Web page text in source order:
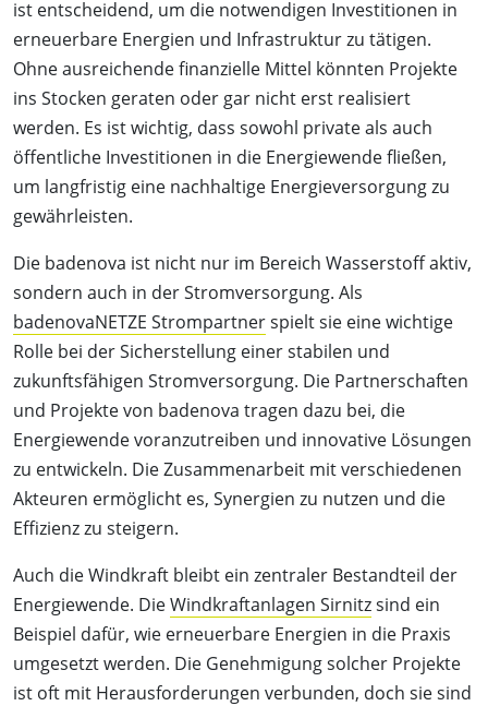
ist entscheidend, um die notwendigen Investitionen in
erneuerbare Energien und Infrastruktur zu tätigen.
Ohne ausreichende finanzielle Mittel könnten Projekte
ins Stocken geraten oder gar nicht erst realisiert
werden. Es ist wichtig, dass sowohl private als auch
öffentliche Investitionen in die Energiewende fließen,
um langfristig eine nachhaltige Energieversorgung zu
gewährleisten.
Die badenova ist nicht nur im Bereich Wasserstoff aktiv,
sondern auch in der Stromversorgung. Als
badenovaNETZE Strompartnerspielt sie eine wichtige
Rolle bei der Sicherstellung einer stabilen und
zukunftsfähigen Stromversorgung. Die Partnerschaften
und Projekte von badenova tragen dazu bei, die
Energiewende voranzutreiben und innovative Lösungen
zu entwickeln. Die Zusammenarbeit mit verschiedenen
Akteuren ermöglicht es, Synergien zu nutzen und die
Effizienz zu steigern.
Auch die Windkraft bleibt ein zentraler Bestandteil der
Energiewende. DieWindkraftanlagen Sirnitzsind ein
Beispiel dafür, wie erneuerbare Energien in die Praxis
umgesetzt werden. Die Genehmigung solcher Projekte
ist oft mit Herausforderungen verbunden, doch sie sind